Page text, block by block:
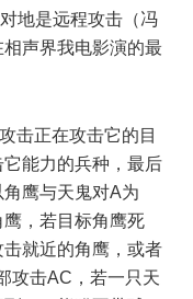
地是远程攻击（冯
声界我电影演的最
击正在攻击它的目
能力的兵种，最后
鹰与天鬼对A为
，若目标角鹰死
就近的角鹰，或者
攻击AC，若一只天